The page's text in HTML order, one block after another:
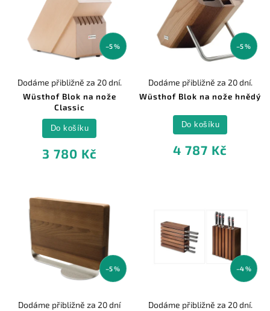
–5 %
Wüsthof Blok na nože
Classic
Dodáme přibližně za 20 dní.
3 780 Kč
Do košíku
–5 %
Wüsthof Blok na nože hnědý
Dodáme přibližně za 20 dní.
4 787 Kč
Do košíku
–5 %
Dodáme přibližně za 20 dní
–4 %
Dodáme přibližně za 20 dní.